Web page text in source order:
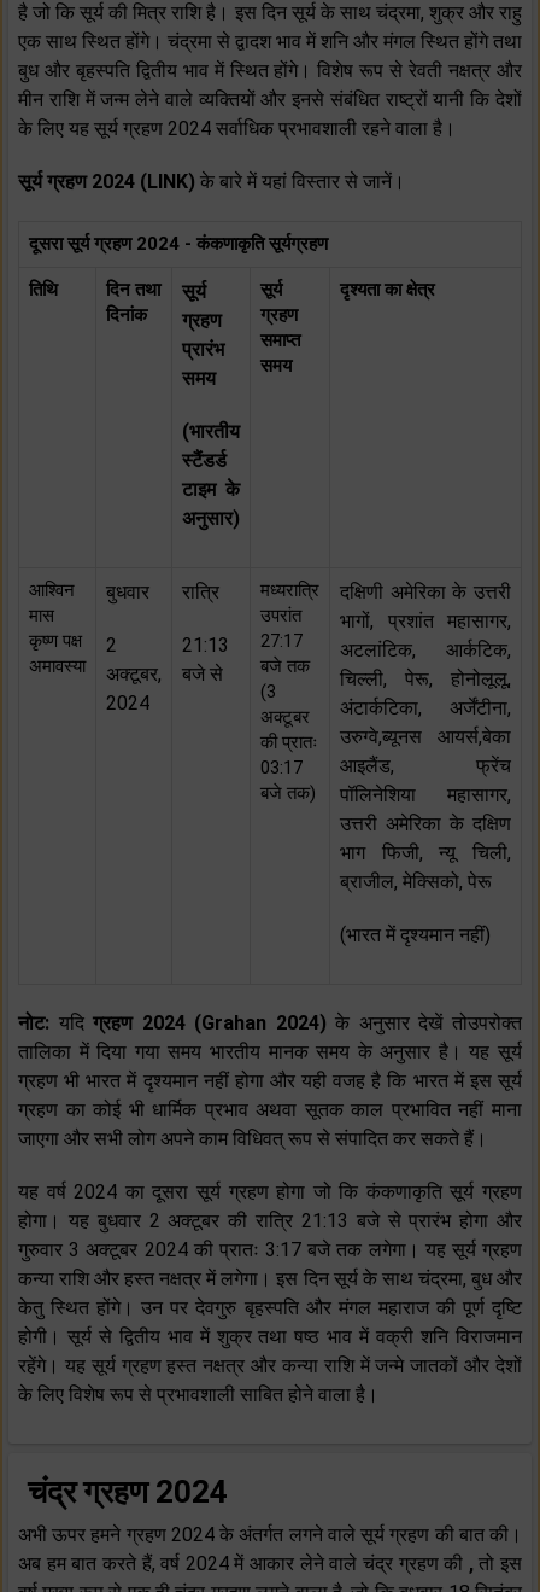
है जो कि सूर्य की मित्र राशि है। इस दिन सूर्य के साथ चंद्रमा, शुक्र और राहु
एक साथ स्थित होंगे। चंद्रमा से द्वादश भाव में शनि और मंगल स्थित होंगे तथा
बुध और बृहस्पति द्वितीय भाव में स्थित होंगे। विशेष रूप से रेवती नक्षत्र और
मीन राशि में जन्म लेने वाले व्यक्तियों और इनसे संबंधित राष्ट्रों यानी कि देशों
के लिए यह सूर्य ग्रहण 2024 सर्वाधिक प्रभावशाली रहने वाला है।
सूर्य ग्रहण 2024 (LINK) के बारे में यहां विस्तार से जानें।
दूसरा सूर्य ग्रहण 2024 - कंकणाकृति सूर्यग्रहण
तिथि
दिन तथा
दिनांक
सूर्य
ग्रहण
प्रारंभ
समय
(भारतीय
स्टैंडर्ड
टाइम के
अनुसार)
सूर्य
ग्रहण
समाप्त
समय
दृश्यता का क्षेत्र
आश्विन
मास
कृष्ण पक्ष
अमावस्या
बुधवार
2
अक्टूबर,
2024
रात्रि
21:13
बजे से
मध्यरात्रि
उपरांत
27:17
बजे तक
(3
अक्टूबर
की प्रातः
03:17
बजे तक)
दक्षिणी अमेरिका के उत्तरी
भागों, प्रशांत महासागर,
अटलांटिक, आर्कटिक,
चिल्ली, पेरू, होनोलूलू,
अंटार्कटिका, अर्जेंटीना,
उरुग्वे,ब्यूनस आयर्स,बेका
आइलैंड, फ्रेंच
पॉलिनेशिया महासागर,
उत्तरी अमेरिका के दक्षिण
भाग फिजी, न्यू चिली,
ब्राजील, मेक्सिको, पेरू
(भारत में दृश्यमान नहीं)
नोट: यदिग्रहण 2024 (Grahan 2024)के अनुसार देखें तोउपरोक्त
तालिका में दिया गया समय भारतीय मानक समय के अनुसार है। यह सूर्य
ग्रहण भी भारत में दृश्यमान नहीं होगा और यही वजह है कि भारत में इस सूर्य
ग्रहण का कोई भी धार्मिक प्रभाव अथवा सूतक काल प्रभावित नहीं माना
जाएगा और सभी लोग अपने काम विधिवत् रूप से संपादित कर सकते हैं।
यह वर्ष 2024 का दूसरा सूर्य ग्रहण होगा जो कि कंकणाकृति सूर्य ग्रहण
होगा। यह बुधवार 2 अक्टूबर की रात्रि 21:13 बजे से प्रारंभ होगा और
गुरुवार 3 अक्टूबर 2024 की प्रातः 3:17 बजे तक लगेगा। यह सूर्य ग्रहण
कन्या राशि और हस्त नक्षत्र में लगेगा। इस दिन सूर्य के साथ चंद्रमा, बुध और
केतु स्थित होंगे। उन पर देवगुरु बृहस्पति और मंगल महाराज की पूर्ण दृष्टि
होगी। सूर्य से द्वितीय भाव में शुक्र तथा षष्ठ भाव में वक्री शनि विराजमान
रहेंगे। यह सूर्य ग्रहण हस्त नक्षत्र और कन्या राशि में जन्मे जातकों और देशों
के लिए विशेष रूप से प्रभावशाली साबित होने वाला है।
चंद्र ग्रहण 2024
अभी ऊपर हमने ग्रहण 2024 के अंतर्गत लगने वाले सूर्य ग्रहण की बात की।
अब हम बात करते हैं, वर्ष 2024 में आकार लेने वाले चंद्र ग्रहण की ,तो इस